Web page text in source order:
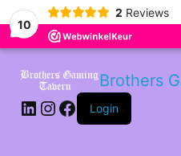
10
2 Reviews
Brothers
LinkedIn
Instagram
Facebook
Login